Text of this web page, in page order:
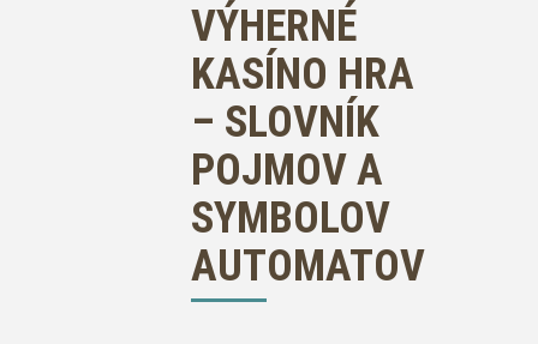
VÝHERNÉ
KASÍNO HRA
– SLOVNÍK
POJMOV A
SYMBOLOV
AUTOMATOV